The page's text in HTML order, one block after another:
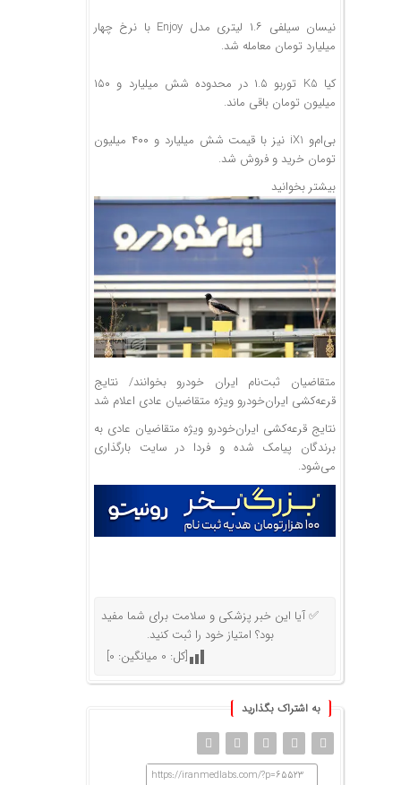
نیسان سیلفی ۱.۶ لیتری مدل Enjoy با نرخ چهار
میلیارد تومان معامله شد.
کیا K5 توربو ۱.۵ در محدوده شش میلیارد و ۱۵۰
میلیون تومان باقی ماند.
بی‌ام‌و iX1 نیز با قیمت شش میلیارد و ۴۰۰ میلیون
تومان خرید و فروش شد.
بیشتر بخوانید
متقاضیان ثبت‌نام ایران خودرو بخوانند/ نتایج
قرعه‌کشی ایران‌خودرو ویژه متقاضیان عادی اعلام شد
نتایج قرعه‌کشی ایران‌خودرو ویژه متقاضیان عادی به
برندگان پیامک شده و فردا در سایت بارگذاری
می‌شود.
✅ آیا این خبر پزشکی و سلامت برای شما مفید
بود؟ امتیاز خود را ثبت کنید.
[کل: 0 میانگین: 0
]
به اشتراک بگذارید
https://iranmedlabs.com/?p=65523